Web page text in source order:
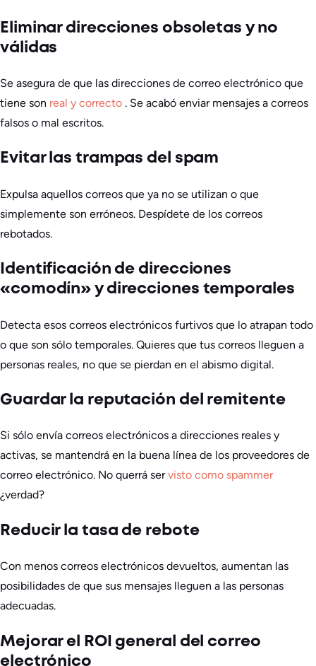
Eliminar direcciones obsoletas y no
válidas
Se asegura de que las direcciones de correo electrónico que
tiene son real y correcto . Se acabó enviar mensajes a correos
falsos o mal escritos.
Evitar las trampas del spam
Expulsa aquellos correos que ya no se utilizan o que
simplemente son erróneos. Despídete de los correos
rebotados.
Identificación de direcciones
«comodín» y direcciones temporales
Detecta esos correos electrónicos furtivos que lo atrapan todo
o que son sólo temporales. Quieres que tus correos lleguen a
personas reales, no que se pierdan en el abismo digital.
Guardar la reputación del remitente
Si sólo envía correos electrónicos a direcciones reales y
activas, se mantendrá en la buena línea de los proveedores de
correo electrónico. No querrá servisto como spammer
¿verdad?
Reducir la tasa de rebote
Con menos correos electrónicos devueltos, aumentan las
posibilidades de que sus mensajes lleguen a las personas
adecuadas.
Mejorar el ROI general del correo
electrónico